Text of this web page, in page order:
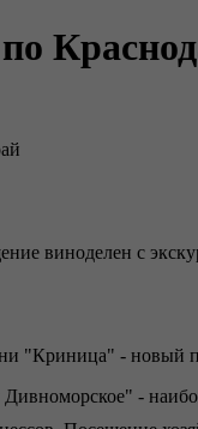
виноделен с
"Криница" - новый
-